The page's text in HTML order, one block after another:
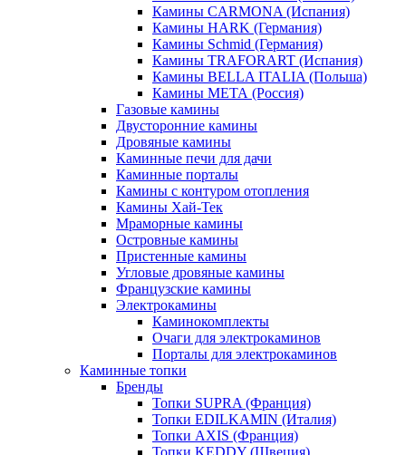
Камины CARMONA (Испания)
Камины HARK (Германия)
Камины Schmid (Германия)
Камины TRAFORART (Испания)
Камины BELLA ITALIA (Польша)
Камины МЕТА (Россия)
Газовые камины
Двусторонние камины
Дровяные камины
Каминные печи для дачи
Каминные порталы
Камины с контуром отопления
Камины Хай-Тек
Мраморные камины
Островные камины
Пристенные камины
Угловые дровяные камины
Французские камины
Электрокамины
Каминокомплекты
Очаги для электрокаминов
Порталы для электрокаминов
Каминные топки
Бренды
Топки SUPRA (Франция)
Топки EDILKAMIN (Италия)
Топки AXIS (Франция)
Топки KEDDY (Швеция)